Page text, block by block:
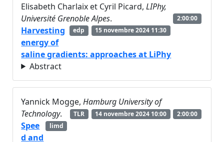
Elisabeth Charlaix et Cyril Picard,LIPhy,
Université Grenoble Alpes.
2:00:00
15 novembre 2024 11:30
edp
Harvesting
energy of
saline gradients: approaches at LiPhy
Abstract
Yannick Mogge,Hamburg University of
Technology. 2:00:00
14 novembre 2024 10:00
TLR
limd
Spee
d and